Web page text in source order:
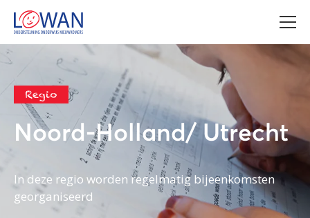
Regio
Noord-Holland/ Utrecht
In deze regio worden regelmatig bijeenkomsten
georganiseerd